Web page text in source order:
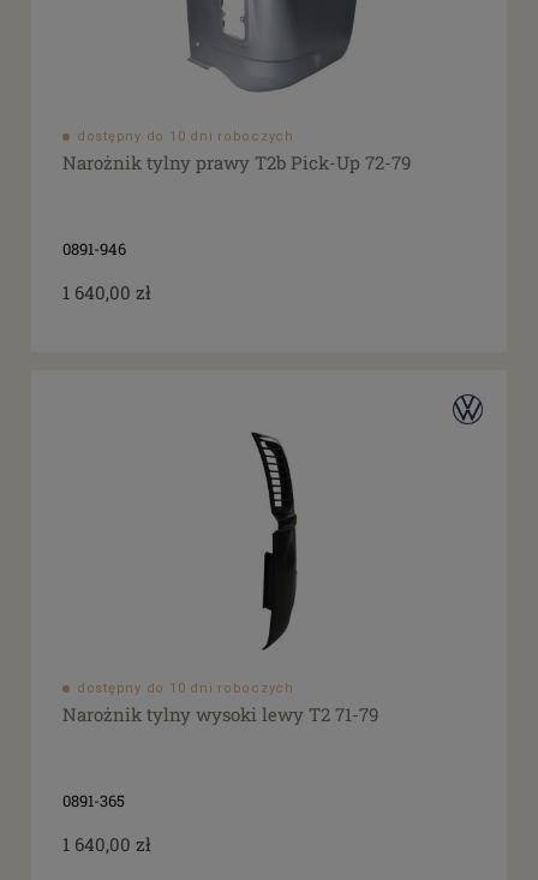
dostępny do 10 dni roboczych
Narożnik tylny prawy T2b Pick-Up 72-79
0891-946
1 640,00 zł
dostępny do 10 dni roboczych
Narożnik tylny wysoki lewy T2 71-79
0891-365
1 640,00 zł